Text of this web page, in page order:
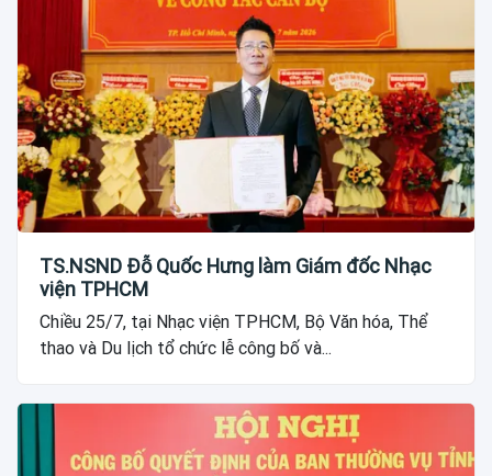
TS.NSND Đỗ Quốc Hưng làm Giám đốc Nhạc
viện TPHCM
Chiều 25/7, tại Nhạc viện TPHCM, Bộ Văn hóa, Thể
thao và Du lịch tổ chức lễ công bố và...